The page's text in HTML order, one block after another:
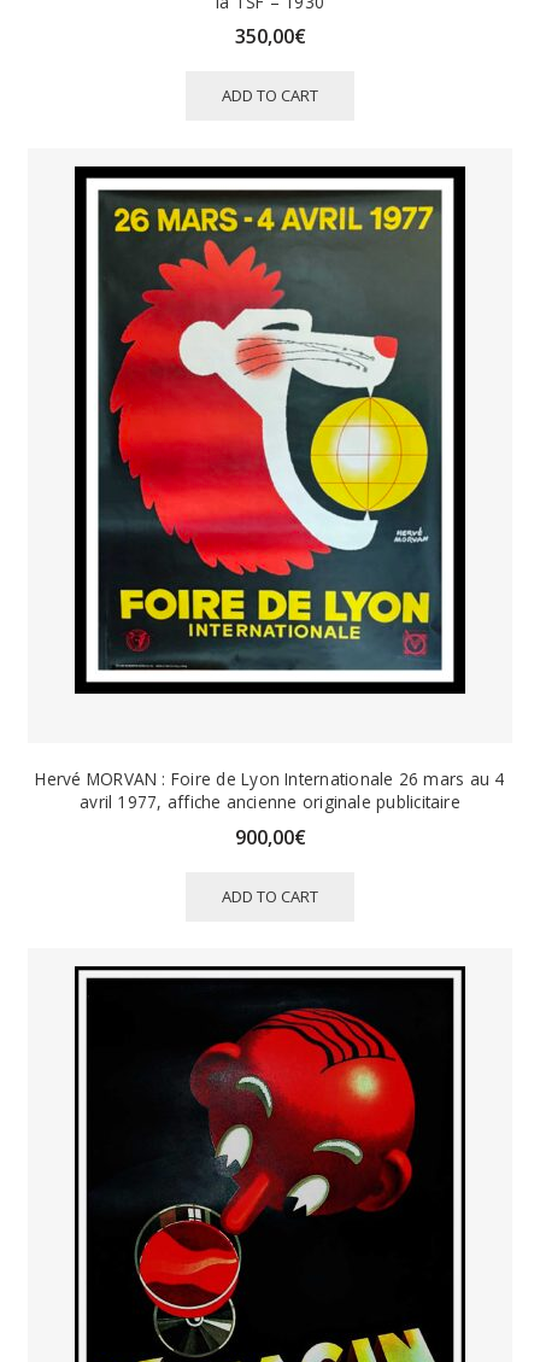
350,00€
ADD TO CART
Hervé MORVAN : Foire de Lyon Internationale 26 mars au 4
avril 1977, affiche ancienne originale publicitaire
900,00€
ADD TO CART